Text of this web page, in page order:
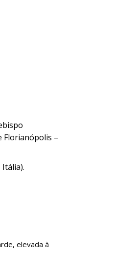
Florianópolis –
Itália).
elevada à